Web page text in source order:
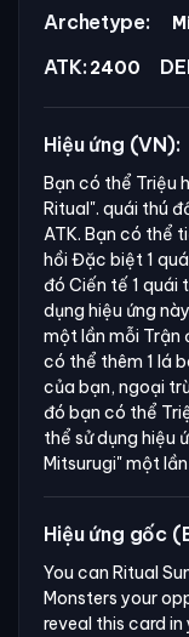
Archetype:
ATK: 2400
Hiệu ứng (VN):
Bạn có thể Triệu
Ritual". quái thú
ATK. Bạn có thể
hồi Đặc biệt 1
đó Ciến tế 1 quái
dụng hiệu ứng
một lần mỗi Trận
có thể thêm 1 lá
của bạn, ngoại
đó bạn có thể
thể sử dụng hiệu
Mitsurugi"một
Hiệu ứng gốc
You can Ritual
Monsters your
reveal this card in